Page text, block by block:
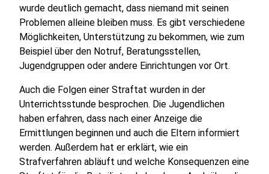
wurde deutlich gemacht, dass niemand mit seinen
Problemen alleine bleiben muss. Es gibt verschiedene
Möglichkeiten, Unterstützung zu bekommen, wie zum
Beispiel über den Notruf, Beratungsstellen,
Jugendgruppen oder andere Einrichtungen vor Ort.
Auch die Folgen einer Straftat wurden in der
Unterrichtsstunde besprochen. Die Jugendlichen
haben erfahren, dass nach einer Anzeige die
Ermittlungen beginnen und auch die Eltern informiert
werden. Außerdem hat er erklärt, wie ein
Strafverfahren abläuft und welche Konsequenzen eine